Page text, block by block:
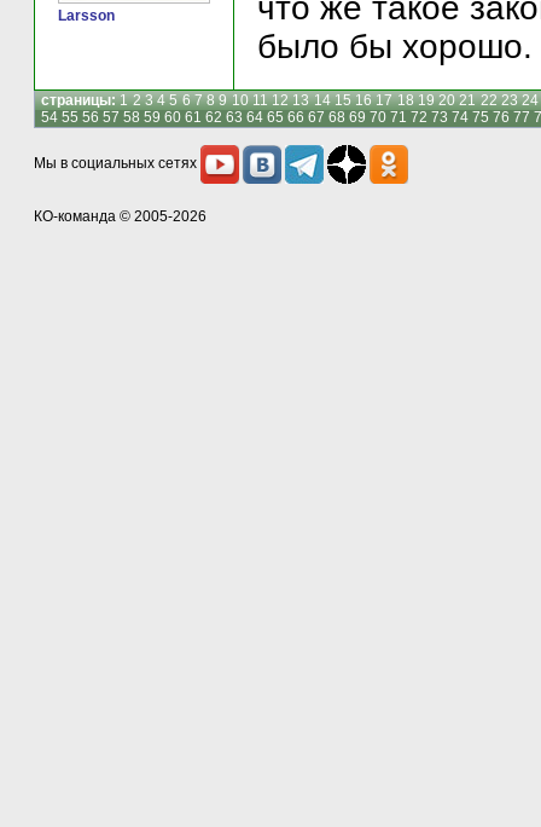
Larsson
что же такое
было бы хорошо.
страницы: 1 2 3 4 5 6 7 8 9 10 11 12 13 14 15 16 17 18 19 20 21 22 23 24
54 55 56 57 58 59 60 61 62 63 64 65 66 67 68 69 70 71 72 73 74 75 76 77
Мы в социальных сетях
КО-команда © 2005-2026